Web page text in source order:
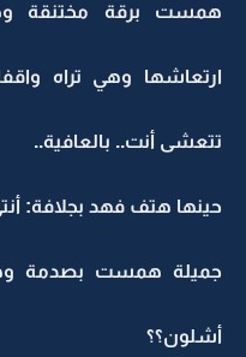
همست برقة مختنقة
ارتعاشها وهي تراه
تتعشى أنت.. بالعافية..
حينها هتف فهد بجلافة:
جميلة همست بصدمة
أشلون؟؟